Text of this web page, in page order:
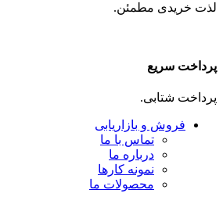
لذت خریدی مطمئن.
پرداخت سریع
پرداخت شتابی.
فروش و بازاریابی
تماس با ما
درباره ما
نمونه کارها
محصولات ما